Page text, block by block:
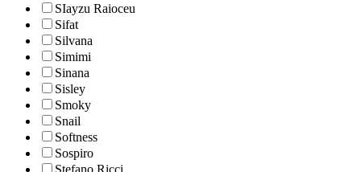
SIayzu Raioceu
Sifat
Silvana
Simimi
Sinana
Sisley
Smoky
Snail
Softness
Sospiro
Stefano Ricci